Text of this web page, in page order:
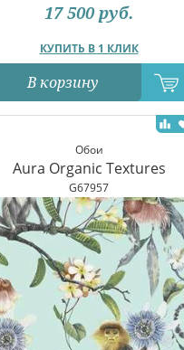
КУПИТЬ В 1 КЛИК
17 500 руб.
В корзину
Обои
Aura Organic Textures
G67957